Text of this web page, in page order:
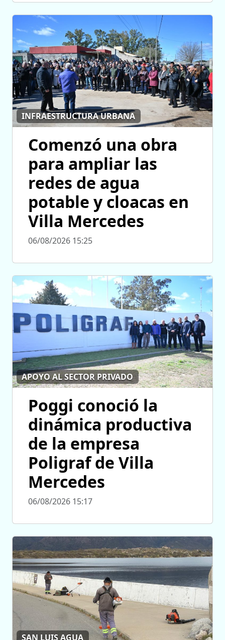
INFRAESTRUCTURA URBANA
Comenzó una obra
para ampliar las
redes de agua
potable y cloacas en
Villa Mercedes
06/08/2026 15:25
APOYO AL SECTOR PRIVADO
Poggi conoció la
dinámica productiva
de la empresa
Poligraf de Villa
Mercedes
06/08/2026 15:17
SAN LUIS AGUA